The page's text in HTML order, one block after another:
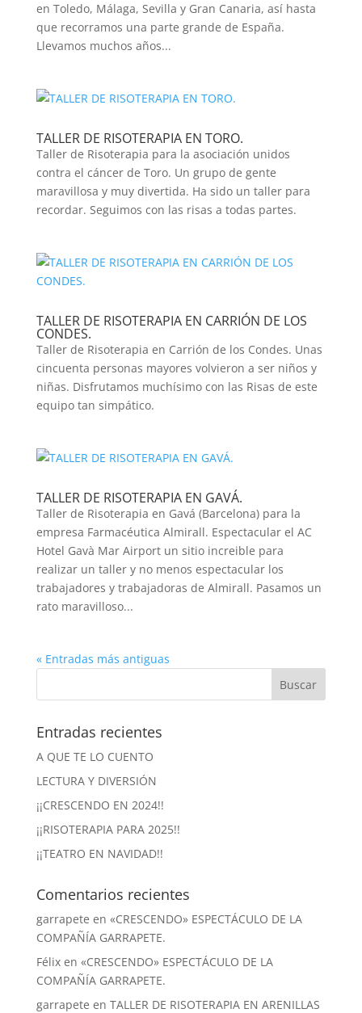
en Toledo, Málaga, Sevilla y Gran Canaria, así hasta
que recorramos una parte grande de España.
Llevamos muchos años...
TALLER DE RISOTERAPIA EN TORO.
Taller de Risoterapia para la asociación unidos
contra el cáncer de Toro. Un grupo de gente
maravillosa y muy divertida. Ha sido un taller para
recordar. Seguimos con las risas a todas partes.
TALLER DE RISOTERAPIA EN CARRIÓN DE LOS
CONDES.
Taller de Risoterapia en Carrión de los Condes. Unas
cincuenta personas mayores volvieron a ser niños y
niñas. Disfrutamos muchísimo con las Risas de este
equipo tan simpático.
TALLER DE RISOTERAPIA EN GAVÁ.
Taller de Risoterapia en Gavá (Barcelona) para la
empresa Farmacéutica Almirall. Espectacular el AC
Hotel Gavà Mar Airport un sitio increible para
realizar un taller y no menos espectacular los
trabajadores y trabajadoras de Almirall. Pasamos un
rato maravilloso...
« Entradas más antiguas
Entradas recientes
A QUE TE LO CUENTO
LECTURA Y DIVERSIÓN
¡¡CRESCENDO EN 2024!!
¡¡RISOTERAPIA PARA 2025!!
¡¡TEATRO EN NAVIDAD!!
Comentarios recientes
garrapete en «CRESCENDO» ESPECTÁCULO DE LA
COMPAÑÍA GARRAPETE.
Félixen «CRESCENDO» ESPECTÁCULO DE LA
COMPAÑÍA GARRAPETE.
garrapete en TALLER DE RISOTERAPIA EN ARENILLAS